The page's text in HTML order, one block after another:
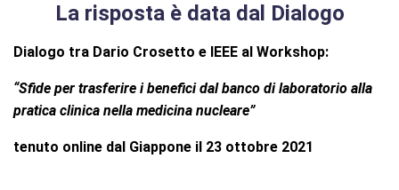
La risposta è data dal Dialogo
Dialogo tra Dario Crosetto e IEEE al Workshop:
“Sfide per trasferire i benefici dal banco di laboratorio alla
pratica clinica nella medicina nucleare”
tenuto online dal Giappone il 23 ottobre 2021